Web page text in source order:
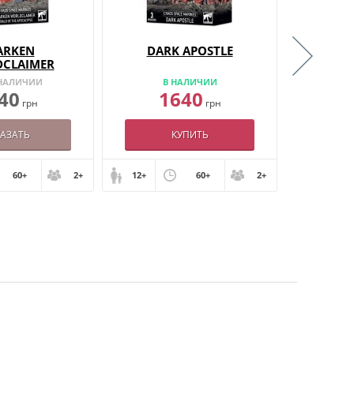
грн
60+ 2+
DARK APOSTLE
В НАЛИЧИИ
1640 грн
КУПИТЬ
12+ 60+ 2+